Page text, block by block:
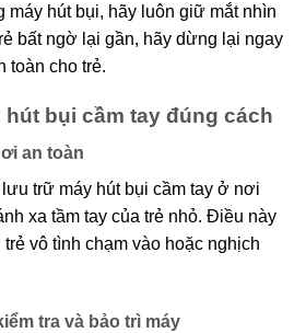
máy hút bụi, hãy luôn giữ mắt nhìn
bất ngờ lại gần, hãy dừng lại ngay
toàn cho trẻ.
hút bụi cầm tay đúng cách
an toàn
trữ máy hút bụi cầm tay ở nơi
xa tầm tay của trẻ nhỏ. Điều này
vô tình chạm vào hoặc nghịch
tra và bảo trì máy